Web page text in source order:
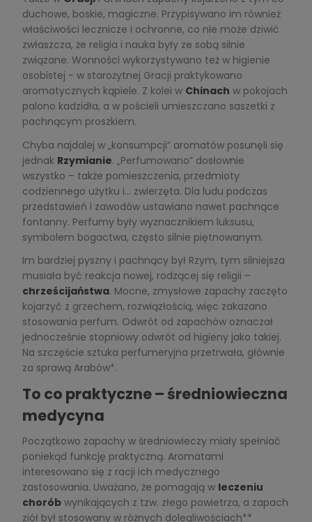
duchowe, boskie, magiczne. Przypisywano im również
właściwości lecznicze i ochronne, co nie może dziwić
zwłaszcza, że religia i nauka były ze sobą silnie
związane. Wonności wykorzystywano też w higienie
osobistej - w starożytnej Gracji praktykowano
aromatycznych kąpiele. Z kolei w Chinach w pokojach
palono kadzidła, a w pościeli umieszczano saszetki z
pachnącym proszkiem.
Chyba najdalej w „konsumpcji” aromatów posunęli się
jednak Rzymianie. „Perfumowano” dosłownie
wszystko – także pomieszczenia, przedmioty
codziennego użytku i... zwierzęta. Dla ludu podczas
przedstawień i zawodów ustawiano nawet pachnące
fontanny. Perfumy były wyznacznikiem luksusu,
symbolem bogactwa, często silnie piętnowanym.
Im bardziej pyszny i pachnący był Rzym, tym silniejsza
musiała być reakcja nowej, rodzącej się religii –
chrześcijaństwa. Mocne, zmysłowe zapachy zaczęto
kojarzyć z grzechem, rozwiązłością, więc zakazano
stosowania perfum. Odwrót od zapachów oznaczał
jednocześnie stopniowy odwrót od higieny jako takiej.
Na szczęście sztuka perfumeryjna przetrwała, głównie
za sprawą Arabów*.
To co praktyczne – średniowieczna
medycyna
Początkowo zapachy w średniowieczy miały spełniać
poniekąd funkcję praktyczną. Aromatami
interesowano się z racji ich medycznego
zastosowania. Uważano, że pomagają w leczeniu
choróbwynikających z tzw. złego powietrza, a zapach
ziół był stosowany w różnych dolegliwościach**